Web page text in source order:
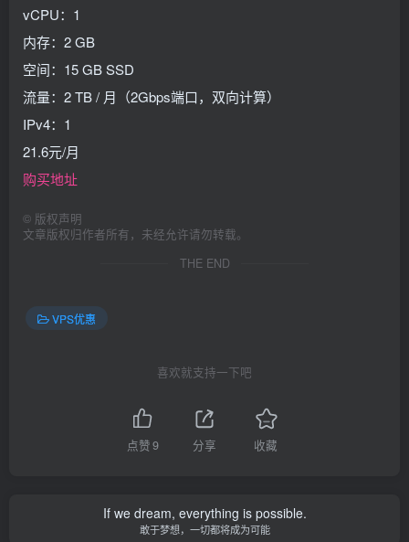
vCPU：1
内存：2 GB
空间：15 GB SSD
流量：2 TB / 月（2Gbps端口，双向计算）
IPv4：1
21.6元/月
购买地址
© 版权声明
文章版权归作者所有，未经允许请勿转载。
THE END
VPS优惠
喜欢就支持一下吧
点赞9 分享 收藏
If we dream, everything is possible.
敢于梦想，一切都将成为可能